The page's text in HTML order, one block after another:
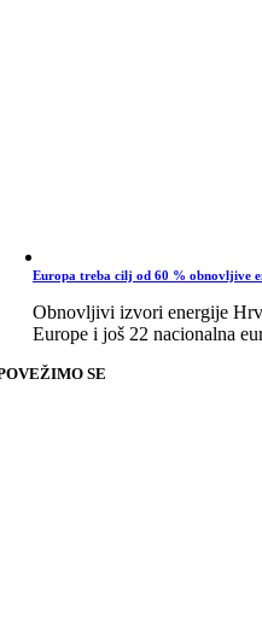
Europa treba cilj od 60 % obnovljive
Obnovljivi izvori energije
Europe i još 22 nacionalna
SE